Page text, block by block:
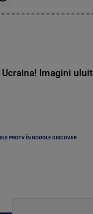
Imagini
PROTV ÎN GOOGLE DISCOVER